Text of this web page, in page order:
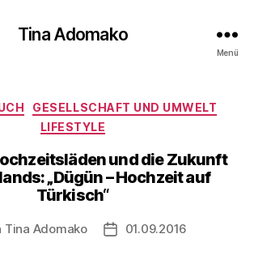
Tina Adomako
Menü
Kategorien
GESELLSCHAFT UND UMWELT
LIFESTYLE
und die Zukunft
„Dügün – Hochzeit auf
Türkisch“
Tina Adomako Veröffentlichungsdatum
01.09.2016